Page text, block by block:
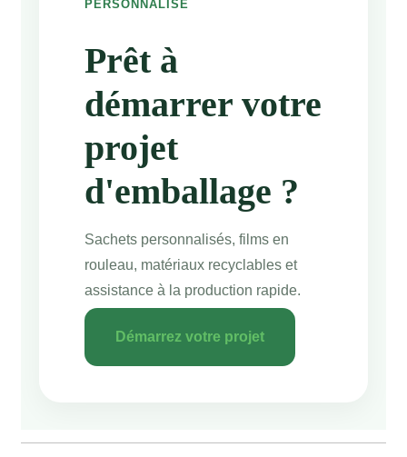
PERSONNALISÉ
Prêt à
démarrer votre
projet
d'emballage ?
Sachets personnalisés, films en
rouleau, matériaux recyclables et
assistance à la production rapide.
Démarrez votre projet